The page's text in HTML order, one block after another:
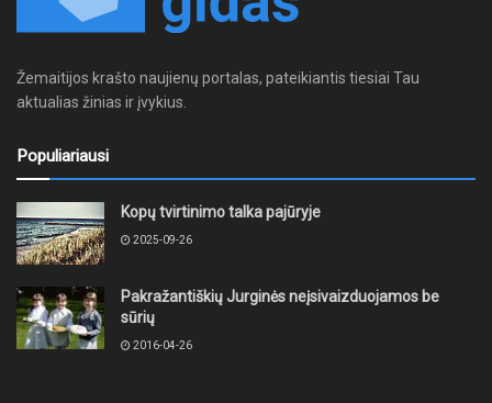
Žemaitijos krašto naujienų portalas, pateikiantis tiesiai Tau
aktualias žinias ir įvykius.
Populiariausi
Kopų tvirtinimo talka pajūryje
2025-09-26
Pakražantiškių Jurginės neįsivaizduojamos be
sūrių
2016-04-26